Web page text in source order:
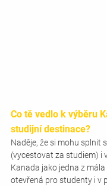
Co tě vedlo k výběru
studijní destinace?
Naděje, že si mohu splnit
(vycestovat za studiem) i
Kanada jako jedna z
otevřená pro studenty i v